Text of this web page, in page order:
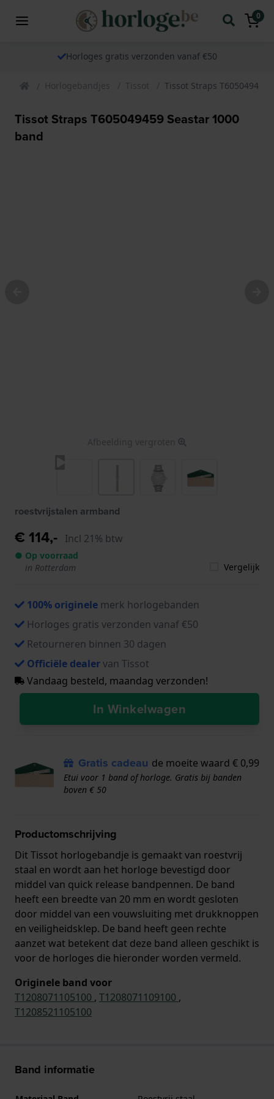
0
Horloges gratis verzonden vanaf €50
Horlogebandjes Tissot Tissot Straps T605049459
Tissot Straps T605049459 Seastar 1000
band
Afbeelding vergroten
roestvrijstalen armband
€ 114,- Incl 21% btw
● Op voorraad
in Rotterdam
Vergelijk
100% originele merk horlogebanden
Horloges gratis verzonden vanaf €50
Retourneren binnen 30 dagen
Officiële dealervan Tissot
Vandaag besteld, maandag verzonden!
In Winkelwagen
Gratis cadeau de moeite waard € 0,99
Etui voor 1 band of horloge. Gratis bij banden
boven € 50
Productomschrijving
Dit Tissot horlogebandje is gemaakt van roestvrij
staal en wordt aan het horloge bevestigd door
middel van quick release bandpennen. De band
heeft een breedte van 20 mm en wordt gesloten
door middel van een vouwsluiting met drukknoppen
en veiligheidsklep. De band heeft geen rechte
aanzet wat betekent dat deze band alleen geschikt is
voor de horloges die hieronder worden vermeld.
Originele band voor
T1208071105100 , T1208071109100 ,
T1208521105100
Band informatie